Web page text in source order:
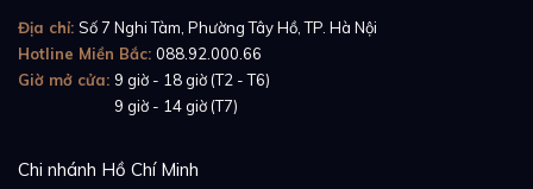
Địa chỉ: Số 7 Nghi Tàm, Phường Tây Hồ, TP. Hà Nội
Hotline Miền Bắc: 088.92.000.66
Giờ mở cửa: 9 giờ - 18 giờ (T2 - T6)
9 giờ - 14 giờ (T7)
Chi nhánh Hồ Chí Minh